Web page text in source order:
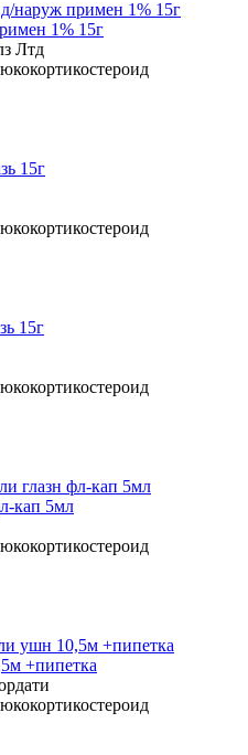
1% 15г
Лтд
кап 5мл
+пипетка